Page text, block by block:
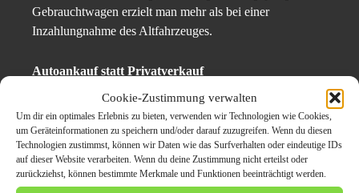
Cookie-Zustimmung verwalten
Um dir ein optimales Erlebnis zu bieten, verwenden wir Technologien wie Cookies,
um Geräteinformationen zu speichern und/oder darauf zuzugreifen. Wenn du diesen
Technologien zustimmst, können wir Daten wie das Surfverhalten oder eindeutige IDs
auf dieser Website verarbeiten. Wenn du deine Zustimmung nicht erteilst oder
zurückziehst, können bestimmte Merkmale und Funktionen beeinträchtigt werden.
Gebrauchtwagen erzielt man mehr als bei einer
Inzahlungnahme des Altfahrzeuges.
Autoankauf statt Privatverkauf
Internet oder einen Automarkt kommen alleine für das
Offerieren des Gebrauchtwagens bereits Kosten auf den
Anbieter zu, die sich nach und nach summieren können,
ohne dass das gebrauchte Auto einen Käufer findet.